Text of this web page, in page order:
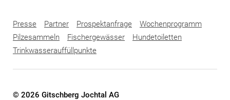
Presse Partner Prospektanfrage
Wochenprogramm
Pilzesammeln
Fischergewässer
Hundetoiletten
Trinkwasserauffüllpunkte
© 2026 Gitschberg Jochtal AG